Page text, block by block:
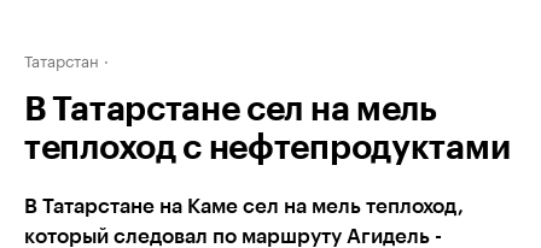
Татарстан
В Татарстане сел на мель
теплоход с нефтепродуктами
В Татарстане на Каме сел на мель теплоход,
который следовал по маршруту Агидель -